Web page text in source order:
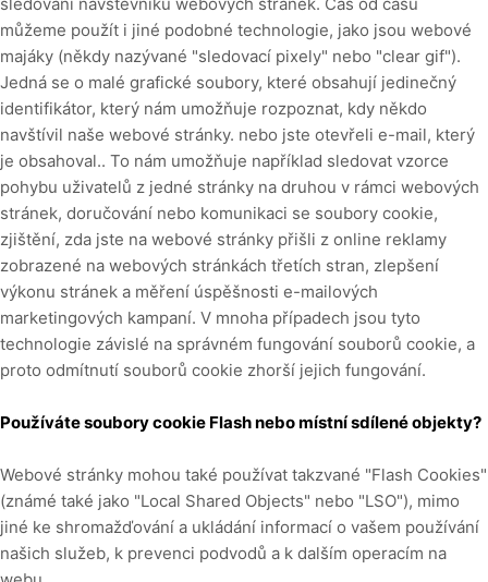
můžeme použít i jiné podobné technologie, jako jsou webové
majáky (někdy nazývané "sledovací pixely" nebo "clear gif").
Jedná se o malé grafické soubory, které obsahují jedinečný
identifikátor, který nám umožňuje rozpoznat, kdy někdo
navštívil naše webové stránky. nebo jste otevřeli e-mail, který
je obsahoval.. To nám umožňuje například sledovat vzorce
pohybu uživatelů z jedné stránky na druhou v rámci webových
stránek, doručování nebo komunikaci se soubory cookie,
zjištění, zda jste na webové stránky přišli z online reklamy
zobrazené na webových stránkách třetích stran, zlepšení
výkonu stránek a měření úspěšnosti e-mailových
marketingových kampaní. V mnoha případech jsou tyto
technologie závislé na správném fungování souborů cookie, a
proto odmítnutí souborů cookie zhorší jejich fungování.
Používáte soubory cookie Flash nebo místní sdílené objekty?
Webové stránky mohou také používat takzvané "Flash Cookies"
(známé také jako "Local Shared Objects" nebo "LSO"), mimo
jiné ke shromažďování a ukládání informací o vašem používání
našich služeb, k prevenci podvodů a k dalším operacím na